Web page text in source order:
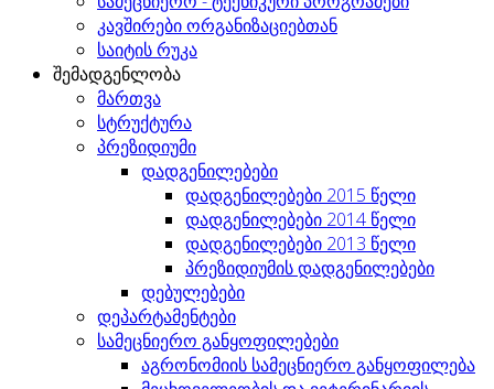
კავშირები ორგანიზაციებთან
საიტის რუკა
შემადგენლობა
მართვა
სტრუქტურა
პრეზიდიუმი
დადგენილებები
დადგენილებები 2015 წელი
დადგენილებები 2014 წელი
დადგენილებები 2013 წელი
პრეზიდიუმის დადგენილებები
დებულებები
დეპარტამენტები
სამეცნიერო განყოფილებები
აგრონომიის სამეცნიერო განყოფილება